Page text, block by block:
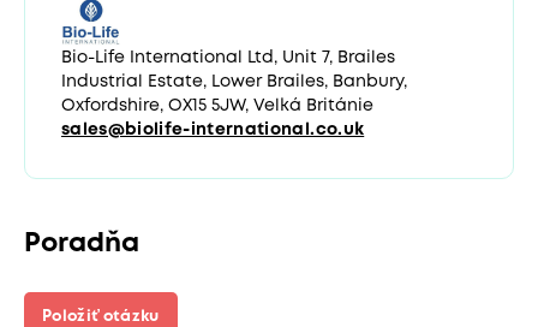
Bio-Life International Ltd, Unit 7, Brailes
Industrial Estate, Lower Brailes, Banbury,
Oxfordshire, OX15 5JW, Velká Británie
sales@biolife-international.co.uk
Poradňa
Položiť otázku